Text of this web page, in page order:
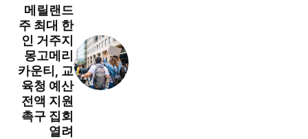
메릴랜드
주 최대 한
인 거주지
몽고메리
카운티, 교
육청 예산
전액 지원
촉구 집회
열려